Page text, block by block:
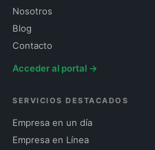
Nosotros
Blog
Contacto
Acceder al portal →
SERVICIOS DESTACADOS
Empresa en un día
Empresa en Línea